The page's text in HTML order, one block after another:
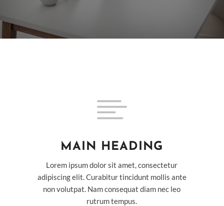

MAIN HEADING
Lorem ipsum dolor sit amet, consectetur
adipiscing elit. Curabitur tincidunt mollis ante
non volutpat. Nam consequat diam nec leo
rutrum tempus.